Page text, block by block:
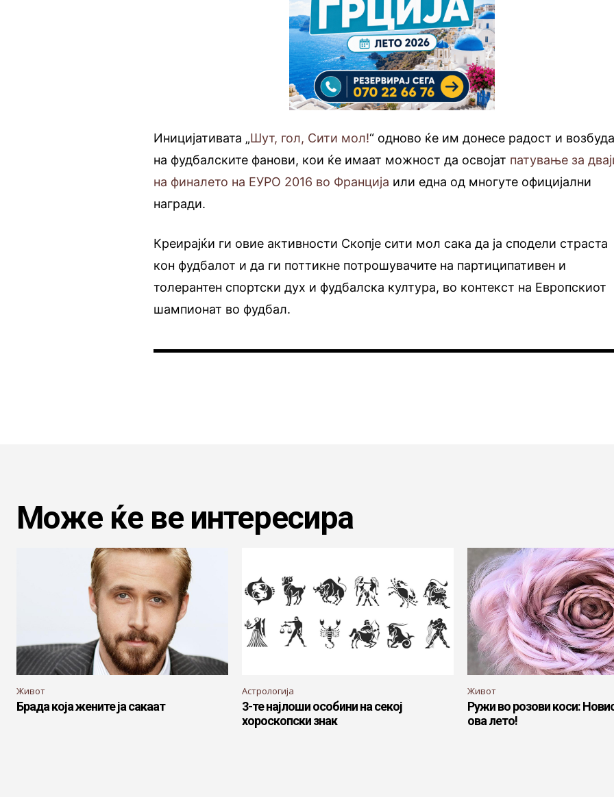
Иницијативата „Шут, гол, Сити мол!“ одново ќе им донесе радост и
на фудбалските фанови, кои ќе имаат можност да освојат патување за
на финалето на ЕУРО 2016 во Франција или една од многуте официјални
награди.
Креирајќи ги овие активности Скопје сити мол сака да ја сподели страста
кон фудбалот и да ги поттикне потрошувачите на партиципативен и
толерантен спортски дух и фудбалска култура, во контекст на Европскиот
шампионат во фудбал.
Може ќе ве интересира
Живот
Брада која жените ја сакаат
Астрологија
3-те најлоши особини на секој
хороскопски знак
Живот
Ружи во розови коси:
ова лето!